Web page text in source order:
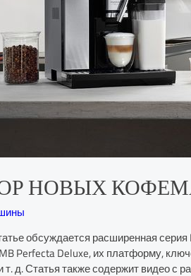
НОВЫХ КОФЕМАШИН
обсуждается расширенная
Perfecta Deluxe, их платформу,
д. Статья также содержит видео с